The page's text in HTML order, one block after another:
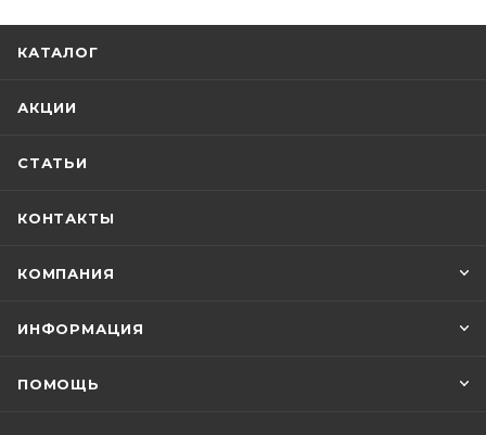
КАТАЛОГ
АКЦИИ
СТАТЬИ
КОНТАКТЫ
КОМПАНИЯ
ИНФОРМАЦИЯ
ПОМОЩЬ